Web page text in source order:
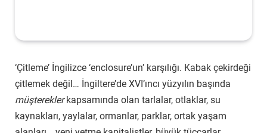
‘Çitleme’ İngilizce ‘enclosure’un’ karşılığı. Kabak çekirdeği
çitlemek değil… İngiltere’de XVI’ıncı yüzyılın başında
müştereklerkapsamında olan tarlalar, otlaklar, su
kaynakları, yaylalar, ormanlar, parklar, ortak yaşam